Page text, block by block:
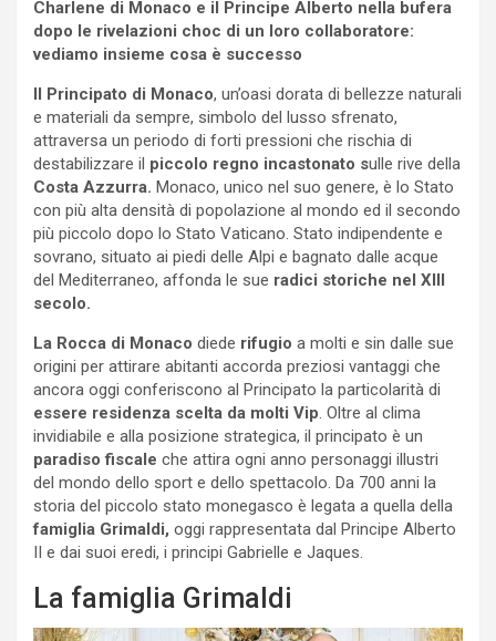
Charlene di Monaco e il Principe Alberto nella bufera
dopo le rivelazioni choc di un loro collaboratore:
vediamo insieme cosa è successo
Il Principato di Monaco, un’oasi dorata di bellezze naturali
e materiali da sempre, simbolo del lusso sfrenato,
attraversa un periodo di forti pressioni che rischia di
destabilizzare il piccolo regno incastonato sulle rive della
Costa Azzurra. Monaco, unico nel suo genere, è lo Stato
con più alta densità di popolazione al mondo ed il secondo
più piccolo dopo lo Stato Vaticano. Stato indipendente e
sovrano, situato ai piedi delle Alpi e bagnato dalle acque
del Mediterraneo, affonda le sue radici storiche nel XIII
secolo.
La Rocca di Monaco diede rifugio a molti e sin dalle sue
origini per attirare abitanti accorda preziosi vantaggi che
ancora oggi conferiscono al Principato la particolarità di
essere residenza scelta da molti Vip. Oltre al clima
invidiabile e alla posizione strategica, il principato è un
paradiso fiscale che attira ogni anno personaggi illustri
del mondo dello sport e dello spettacolo. Da 700 anni la
storia del piccolo stato monegasco è legata a quella della
famiglia Grimaldi, oggi rappresentata dal Principe Alberto
II e dai suoi eredi, i principi Gabrielle e Jaques.
La famiglia Grimaldi